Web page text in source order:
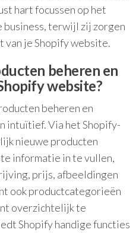
hart focussen op het
business, terwijl zij zorgen
van je Shopify website.
beheren en
website?
beheren en
intuïtief. Via het Shopify-
nieuwe producten
informatie in te vullen,
prijs, afbeeldingen
ook productcategorieën
overzichtelijk te
Shopify handige functies